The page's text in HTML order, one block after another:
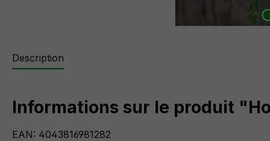
Description
Informations sur le produit
EAN: 4043816981282